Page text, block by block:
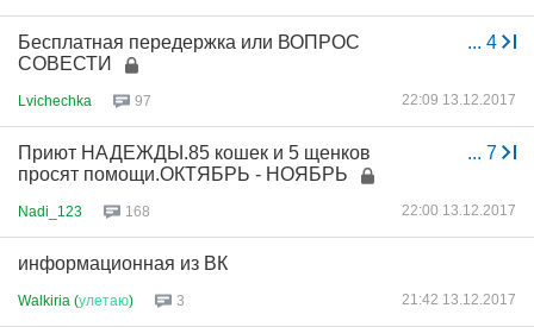
... 4
Бесплатная передержка или ВОПРОС
СОВЕСТИ
Lvichechka 97 22:09 13.12.2017
... 7
Приют НАДЕЖДЫ.85 кошек и 5 щенков
просят помощи.ОКТЯБРЬ - НОЯБРЬ
Nadi_123 168 22:00 13.12.2017
информационная из ВК
Walkiria (улетаю) 3 21:42 13.12.2017